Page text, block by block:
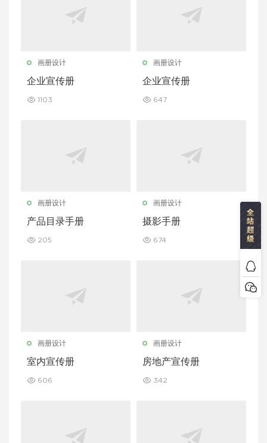
画册设计
企业宣传册
1103
画册设计
企业宣传册
647
画册设计
产品目录手册
205
画册设计
摄影手册
674
画册设计
室内宣传册
606
画册设计
房地产宣传册
342